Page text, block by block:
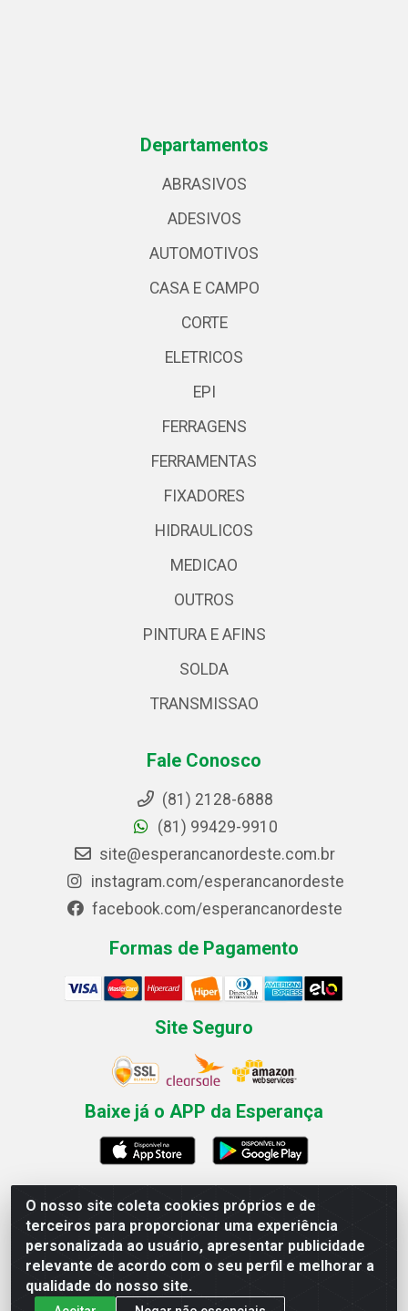
O nosso site coleta cookies próprios e de
terceiros para proporcionar uma experiência
personalizada ao usuário, apresentar publicidade
relevante de acordo com o seu perfil e melhorar a
qualidade do nosso site.
Departamentos
ABRASIVOS
ADESIVOS
AUTOMOTIVOS
CASA E CAMPO
CORTE
ELETRICOS
EPI
FERRAGENS
FERRAMENTAS
FIXADORES
HIDRAULICOS
MEDICAO
OUTROS
PINTURA E AFINS
SOLDA
TRANSMISSAO
Fale Conosco
(81) 2128-6888
(81) 99429-9910
site@esperancanordeste.com.br
instagram.com/esperancanordeste
facebook.com/esperancanordeste
Formas de Pagamento
Site Seguro
Baixe já o APP da Esperança
Esperança Nordeste - Rua Professor Caldas Filho, 291 -
Estância - Recife / PE CEP: 50771-335 - CNPJ
03.666.136/0001-23